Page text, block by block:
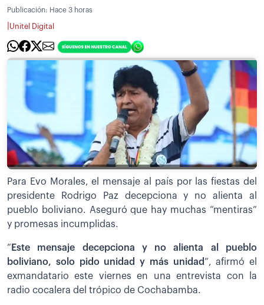
Publicación: Hace 3 horas
Unitel Digital
Para Evo Morales, el mensaje al país por las fiestas del
presidente Rodrigo Paz decepciona y no alienta al
pueblo boliviano. Aseguró que hay muchas “mentiras”
y promesas incumplidas.
” Este mensaje decepciona y no alienta al pueblo
boliviano, solo pido unidad y más unidad ”, afirmó el
exmandatario este viernes en una entrevista con la
radio cocalera del trópico de Cochabamba.